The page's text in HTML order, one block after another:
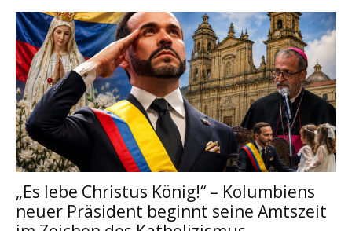
„Es lebe Christus König!“ – Kolumbiens
neuer Präsident beginnt seine Amtszeit